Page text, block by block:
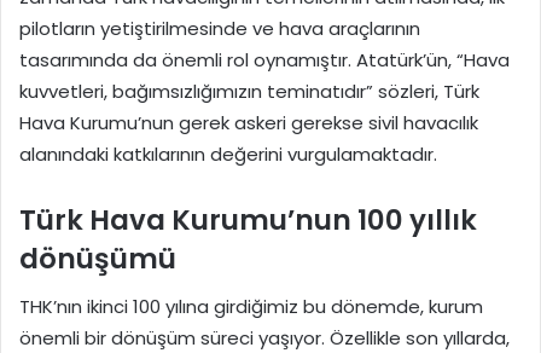
pilotların yetiştirilmesinde ve hava araçlarının
tasarımında da önemli rol oynamıştır. Atatürk’ün, “Hava
kuvvetleri, bağımsızlığımızın teminatıdır” sözleri, Türk
Hava Kurumu’nun gerek askeri gerekse sivil havacılık
alanındaki katkılarının değerini vurgulamaktadır.
Türk Hava Kurumu’nun 100 yıllık
dönüşümü
THK’nın ikinci 100 yılına girdiğimiz bu dönemde, kurum
önemli bir dönüşüm süreci yaşıyor. Özellikle son yıllarda,